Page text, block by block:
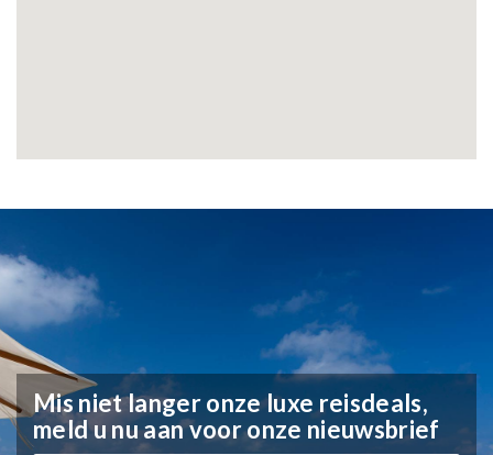
Mis niet langer onze luxe reisdeals,
meld u nu aan voor onze nieuwsbrief